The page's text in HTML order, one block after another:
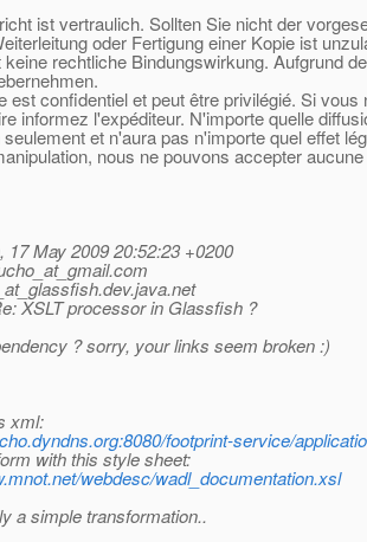
ist vertraulich. Sollten Sie nicht der
oder Fertigung einer Kopie ist
keine rechtliche Bindungswirkung. Aufgrund
est confidentiel et peut être privilégié. Si
informez l'expéditeur. N'importe quelle
et n'aura pas n'importe quel effet
nous ne pouvons accepter
17 May 2009 20:52:23 +0200
com
dev.java.net
XSLT processor in Glassfish ?
? sorry, your links seem broken :)
xml:
footprint-service/
with this style sheet:
webdesc/wadl_documentation.xsl
a simple transformation..